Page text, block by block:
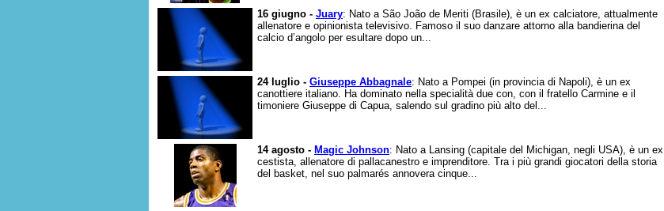
16 giugno - Juary: Nato a São João de Meriti (Brasile), è un ex calciatore, attualmente
allenatore e opinionista televisivo. Famoso il suo danzare attorno alla bandierina del
calcio d’angolo per esultare dopo un...
24 luglio - Giuseppe Abbagnale: Nato a Pompei (in provincia di Napoli), è un ex
canottiere italiano. Ha dominato nella specialità due con, con il fratello Carmine e il
timoniere Giuseppe di Capua, salendo sul gradino più alto del...
14 agosto - Magic Johnson: Nato a Lansing (capitale del Michigan, negli USA), è un ex
cestista, allenatore di pallacanestro e imprenditore. Tra i più grandi giocatori della storia
del basket, nel suo palmarés annovera cinque...